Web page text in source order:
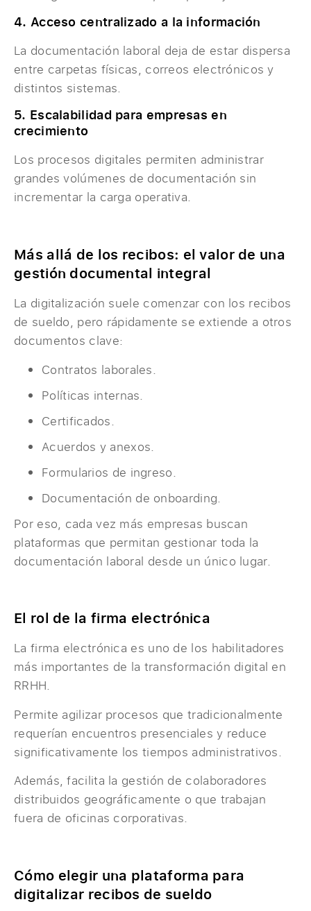
4. Acceso centralizado a la información
La documentación laboral deja de estar dispersa
entre carpetas físicas, correos electrónicos y
distintos sistemas.
5. Escalabilidad para empresas en
crecimiento
Los procesos digitales permiten administrar
grandes volúmenes de documentación sin
incrementar la carga operativa.
Más allá de los recibos: el valor de una
gestión documental integral
La digitalización suele comenzar con los recibos
de sueldo, pero rápidamente se extiende a otros
documentos clave:
Contratos laborales.
Políticas internas.
Certificados.
Acuerdos y anexos.
Formularios de ingreso.
Documentación de onboarding.
Por eso, cada vez más empresas buscan
plataformas que permitan gestionar toda la
documentación laboral desde un único lugar.
El rol de la firma electrónica
La firma electrónica es uno de los habilitadores
más importantes de la transformación digital en
RRHH.
Permite agilizar procesos que tradicionalmente
requerían encuentros presenciales y reduce
significativamente los tiempos administrativos.
Además, facilita la gestión de colaboradores
distribuidos geográficamente o que trabajan
fuera de oficinas corporativas.
Cómo elegir una plataforma para
digitalizar recibos de sueldo